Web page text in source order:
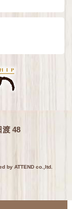
48
by ATTEND co.,ltd.